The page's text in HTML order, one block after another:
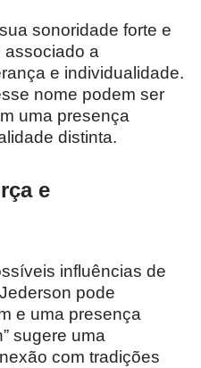
sonoridade forte e
associado a
e individualidade.
nome podem ser
uma presença
distinta.
e
influências de
pode
e uma presença
sugere uma
com tradições